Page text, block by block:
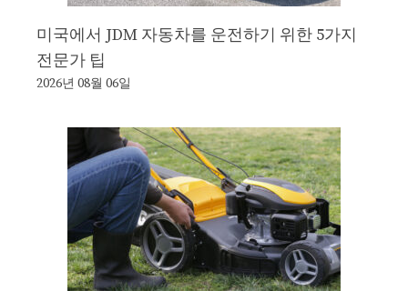
미국에서 JDM 자동차를 운전하기 위한 5가지
전문가 팁
2026년 08월 06일